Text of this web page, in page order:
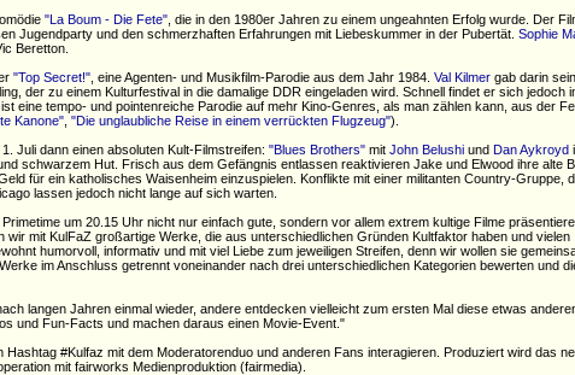
"La Boum - Die Fete", die in den 1980er Jahren zu einem ungeahnten Erfolg wurde. Der
Jugendparty und den schmerzhaften Erfahrungen mit Liebeskummer in der Pubertät. Sophie
Beretton.
"Top Secret!", eine Agenten- und Musikfilm-Parodie aus dem Jahr 1984. Val Kilmer gab darin sein
der zu einem Kulturfestival in die damalige DDR eingeladen wird. Schnell findet er sich jedoch
eine tempo- und pointenreiche Parodie auf mehr Kino-Genres, als man zählen kann, aus der
Kanone", "Die unglaubliche Reise in einem verrückten Flugzeug").
Juli dann einen absoluten Kult-Filmstreifen: "Blues Brothers" mit John Belushi und Dan Aykroyd
schwarzem Hut. Frisch aus dem Gefängnis entlassen reaktivieren Jake und Elwood ihre alte
für ein katholisches Waisenheim einzuspielen. Konflikte mit einer militanten Country-Gruppe,
lassen jedoch nicht lange auf sich warten.
um 20.15 Uhr nicht nur einfach gute, sondern vor allem extrem kultige Filme
wir mit KulFaZ großartige Werke, die aus unterschiedlichen Gründen Kultfaktor haben und vielen
humorvoll, informativ und mit viel Liebe zum jeweiligen Streifen, denn wir wollen sie
im Anschluss getrennt voneinander nach drei unterschiedlichen Kategorien bewerten und
langen Jahren einmal wieder, andere entdecken vielleicht zum ersten Mal diese etwas
und Fun-Facts und machen daraus einen Movie-Event.
#Kulfaz mit dem Moderatorenduo und anderen Fans interagieren. Produziert wird das
mit fairworks Medienproduktion (fairmedia).